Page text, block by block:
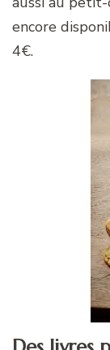
encore
4€.